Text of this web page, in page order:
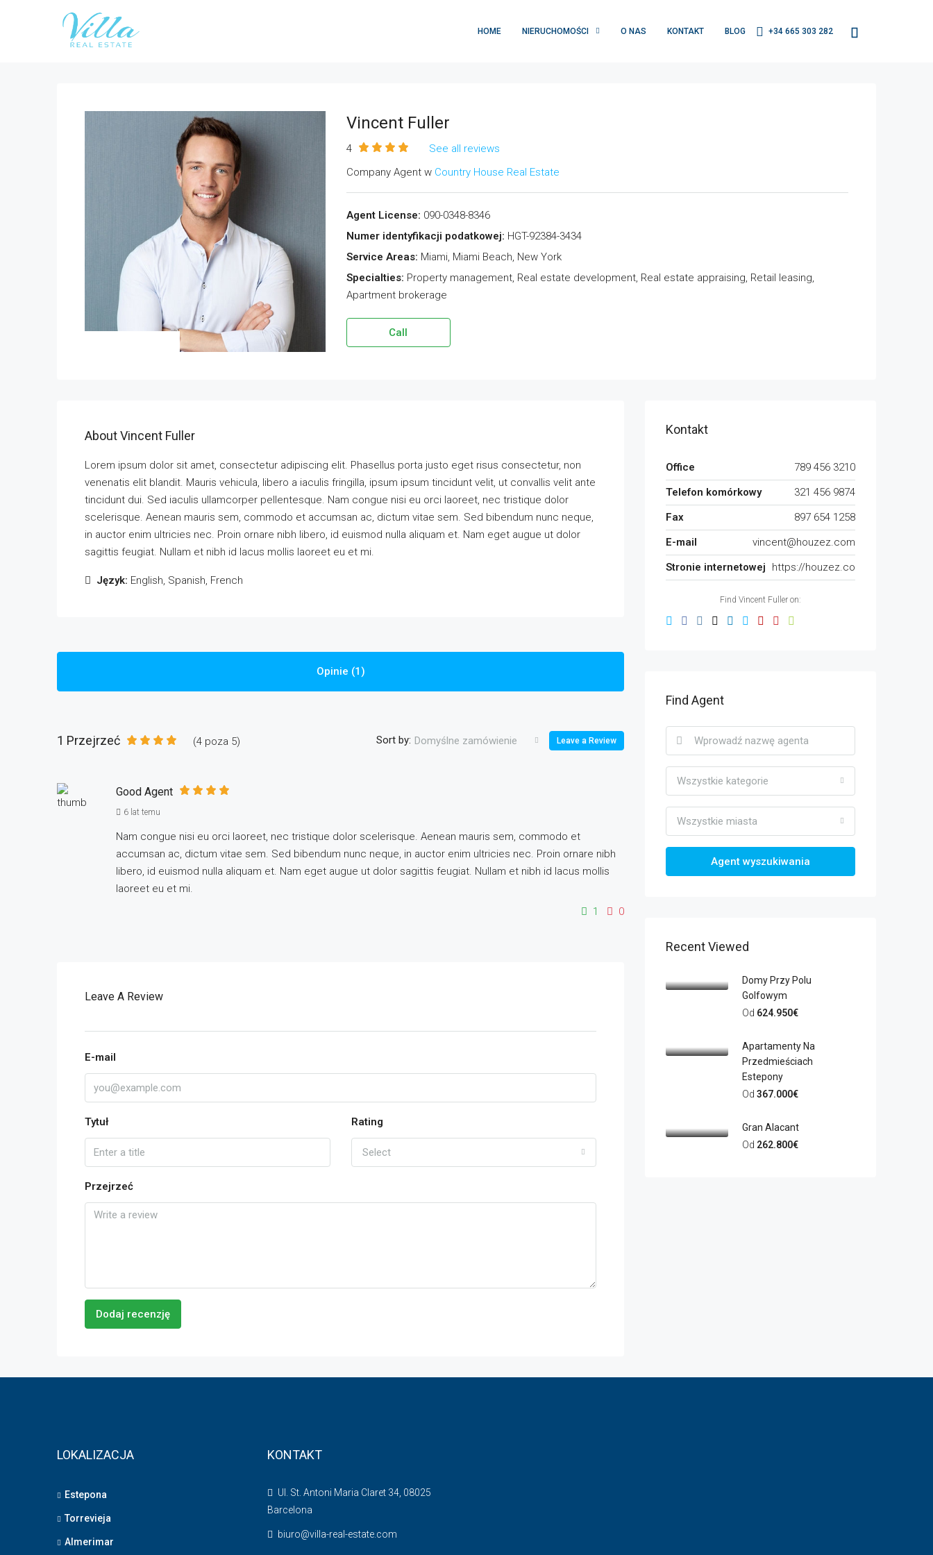
HOME NIERUCHOMOŚCI O NAS KONTAKT BLOG +34 665 303 282
Vincent Fuller
4
See all reviews
Company Agent w Country House Real Estate
Agent License: 090-0348-8346
Numer identyfikacji podatkowej: HGT-92384-3434
Service Areas: Miami, Miami Beach, New York
Specialties: Property management, Real estate development, Real estate appraising, Retail leasing,
Apartment brokerage
Call
About Vincent Fuller
Lorem ipsum dolor sit amet, consectetur adipiscing elit. Phasellus porta justo eget risus consectetur, non
venenatis elit blandit. Mauris vehicula, libero a iaculis fringilla, ipsum ipsum tincidunt velit, ut convallis velit ante
tincidunt dui. Sed iaculis ullamcorper pellentesque. Nam congue nisi eu orci laoreet, nec tristique dolor
scelerisque. Aenean mauris sem, commodo et accumsan ac, dictum vitae sem. Sed bibendum nunc neque,
in auctor enim ultricies nec. Proin ornare nibh libero, id euismod nulla aliquam et. Nam eget augue ut dolor
sagittis feugiat. Nullam et nibh id lacus mollis laoreet eu et mi.
Język: English, Spanish, French
Opinie (1)
1 Przejrzeć (4 poza 5) Sort by: Domyślne zamówienie Leave a Review
Good Agent
6 lat temu
Nam congue nisi eu orci laoreet, nec tristique dolor scelerisque. Aenean mauris sem, commodo et
accumsan ac, dictum vitae sem. Sed bibendum nunc neque, in auctor enim ultricies nec. Proin ornare nibh
libero, id euismod nulla aliquam et. Nam eget augue ut dolor sagittis feugiat. Nullam et nibh id lacus mollis
laoreet eu et mi.
1
0
Leave A Review
E-mail
Tytuł Rating
Select
Przejrzeć
Dodaj recenzję
Kontakt
Office
789 456 3210
Telefon komórkowy
321 456 9874
Fax
897 654 1258
E-mail
vincent@houzez.com
Stronie internetowej
https://houzez.co
Find Vincent Fuller on:
Find Agent
Wszystkie kategorie
Wszystkie miasta
Agent wyszukiwania
Recent Viewed
Domy Przy Polu
Golfowym
Od 624.950€
Apartamenty Na
Przedmieściach
Estepony
Od 367.000€
Gran Alacant
Od 262.800€
LOKALIZACJA
Estepona
Torrevieja
Almerimar
KONTAKT
Ul. St. Antoni Maria Claret 34, 08025
Barcelona
biuro@villa-real-estate.com